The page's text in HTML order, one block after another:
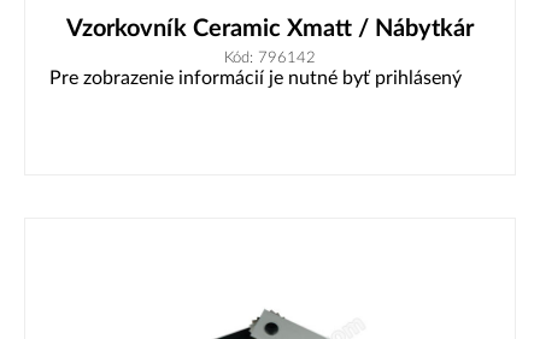
Vzorkovník Ceramic Xmatt / Nábytkár
Kód: 796142
Pre zobrazenie informácií je nutné byť prihlásený